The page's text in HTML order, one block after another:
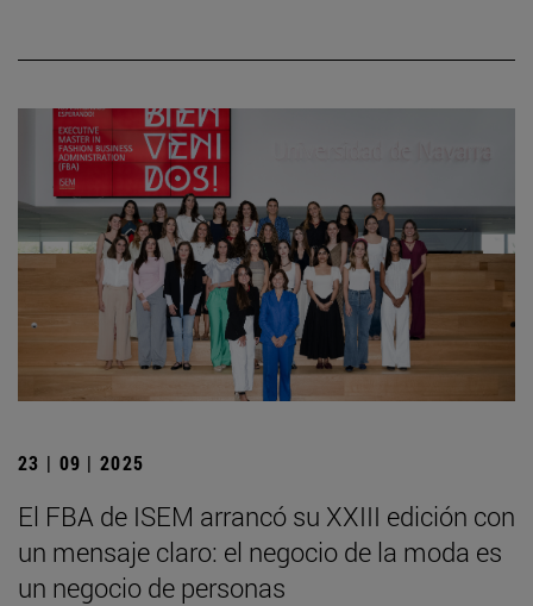
23 | 09 | 2025
El FBA de ISEM arrancó su XXIII edición con
un mensaje claro: el negocio de la moda es
un negocio de personas